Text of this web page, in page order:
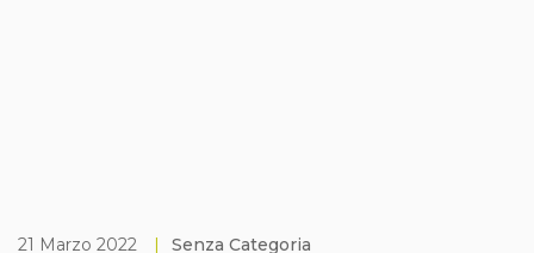
21 Marzo 2022 | Senza Categoria